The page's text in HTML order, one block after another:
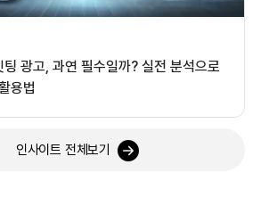
광고, 과연 필수일까? 실전 분석으로
용법
인사이트 전체보기